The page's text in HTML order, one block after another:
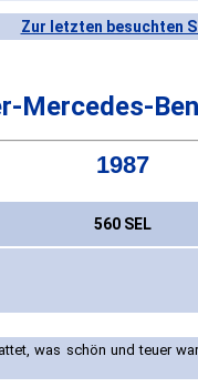
Zur letzten besuchten
Mercedes-
1987
560 SEL
was schön und teuer